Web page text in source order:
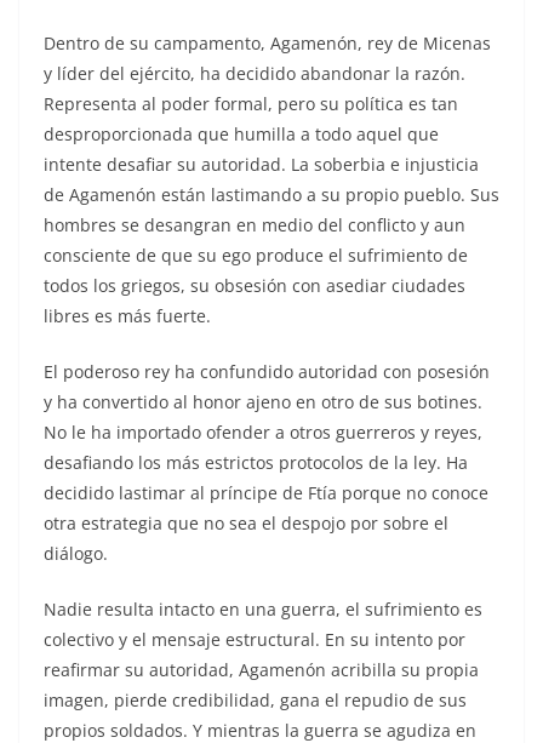
Dentro de su campamento, Agamenón, rey de Micenas
y líder del ejército, ha decidido abandonar la razón.
Representa al poder formal, pero su política es tan
desproporcionada que humilla a todo aquel que
intente desafiar su autoridad. La soberbia e injusticia
de Agamenón están lastimando a su propio pueblo. Sus
hombres se desangran en medio del conflicto y aun
consciente de que su ego produce el sufrimiento de
todos los griegos, su obsesión con asediar ciudades
libres es más fuerte.
El poderoso rey ha confundido autoridad con posesión
y ha convertido al honor ajeno en otro de sus botines.
No le ha importado ofender a otros guerreros y reyes,
desafiando los más estrictos protocolos de la ley. Ha
decidido lastimar al príncipe de Ftía porque no conoce
otra estrategia que no sea el despojo por sobre el
diálogo.
Nadie resulta intacto en una guerra, el sufrimiento es
colectivo y el mensaje estructural. En su intento por
reafirmar su autoridad, Agamenón acribilla su propia
imagen, pierde credibilidad, gana el repudio de sus
propios soldados. Y mientras la guerra se agudiza en